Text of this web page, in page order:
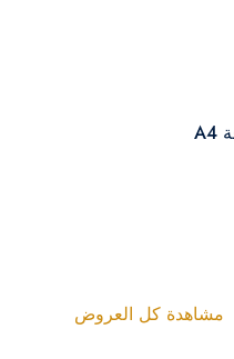
مشاهدة كل العروض